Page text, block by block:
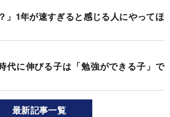
」1年が速すぎると感じる人にやってほ
代に伸びる子は「勉強ができる子」で
最新記事一覧